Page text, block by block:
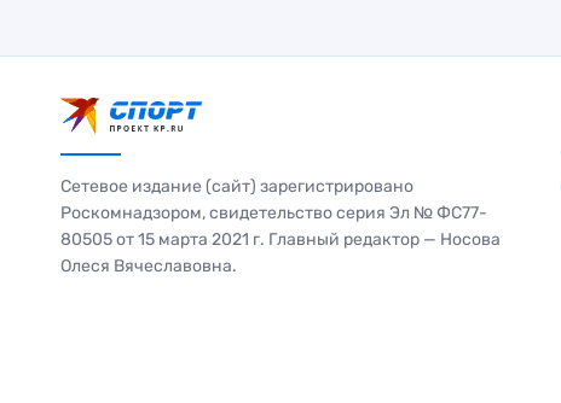
Сетевое издание (сайт) зарегистрировано
Роскомнадзором, свидетельство серия Эл № ФС77-
80505 от 15 марта 2021 г. Главный редактор — Носова
Олеся Вячеславовна.